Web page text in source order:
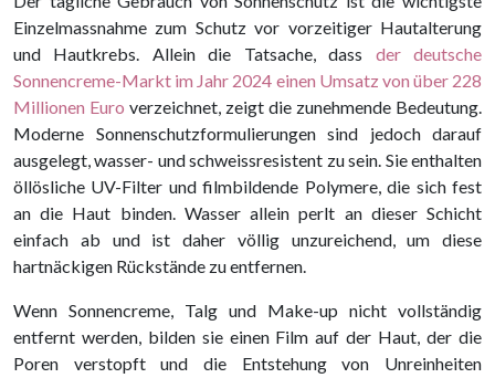
Einzelmassnahme zum Schutz vor vorzeitiger Hautalterung
und Hautkrebs. Allein die Tatsache, dass der deutsche
Sonnencreme-Markt im Jahr 2024 einen Umsatz von über 228
Millionen Euro verzeichnet, zeigt die zunehmende Bedeutung.
Moderne Sonnenschutzformulierungen sind jedoch darauf
ausgelegt, wasser- und schweissresistent zu sein. Sie enthalten
öllösliche UV-Filter und filmbildende Polymere, die sich fest
an die Haut binden. Wasser allein perlt an dieser Schicht
einfach ab und ist daher völlig unzureichend, um diese
hartnäckigen Rückstände zu entfernen.
Wenn Sonnencreme, Talg und Make-up nicht vollständig
entfernt werden, bilden sie einen Film auf der Haut, der die
Poren verstopft und die Entstehung von Unreinheiten